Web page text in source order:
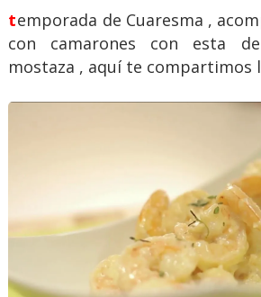
temporada de Cuaresma , acompaña tus platillos
con camarones con esta
mostaza , aquí te compartimos